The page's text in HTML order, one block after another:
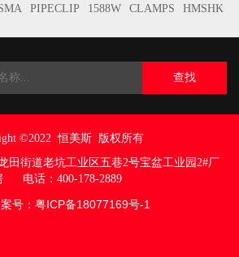
PIPECLIP 1588W CLAMPS HMSHK
查找
©2022 恒美斯 版权所有
田街道老坑工业区五巷2号宝盆工业园2#厂
电话：400-178-2889
号： 粤ICP备18077169号-1